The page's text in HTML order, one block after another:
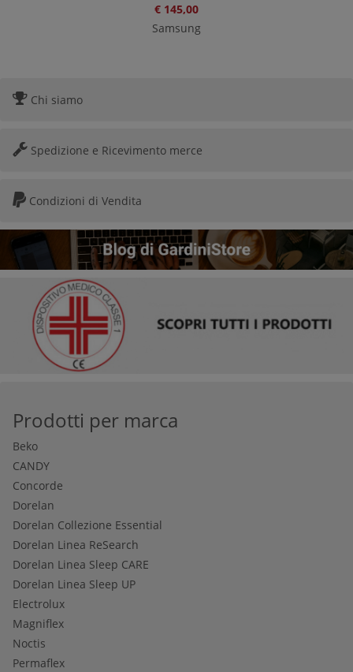
€ 145,00
Samsung
Chi siamo
Spedizione e Ricevimento merce
Condizioni di Vendita
Prodotti per marca
Beko
CANDY
Concorde
Dorelan
Dorelan Collezione Essential
Dorelan Linea ReSearch
Dorelan Linea Sleep CARE
Dorelan Linea Sleep UP
Electrolux
Magniflex
Noctis
Permaflex